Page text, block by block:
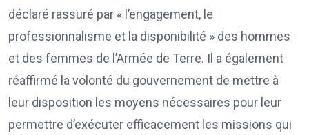
déclaré rassuré par « l’engagement, le
professionnalisme et la disponibilité » des hommes
et des femmes de l’Armée de Terre. Il a également
réaffirmé la volonté du gouvernement de mettre à
leur disposition les moyens nécessaires pour leur
permettre d’exécuter efficacement les missions qui